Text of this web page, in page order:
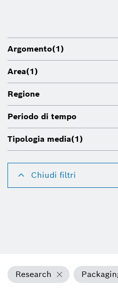
Argomento(1)
Area(1)
Regione
Periodo di tempo
Tipologia media(1)
Chiudi filtri
Research